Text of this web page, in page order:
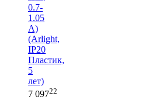
0.7-
1.05
A)
(Arlight,
IP20
Пластик,
5
лет)
7 09722